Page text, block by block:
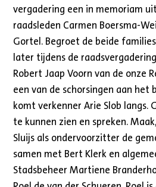
vergadering een in memoriam
raadsleden Carmen Boersma-
Gortel. Begroet de beide
later tijdens de
Robert Jaap Voorn van de onze
een van de schorsingen aan het
komt verkenner Arie Slob langs.
te kunnen zien en spreken.
Sluijs als ondervoorzitter de
samen met Bert Klerk en
Stadsbeheer Martiene